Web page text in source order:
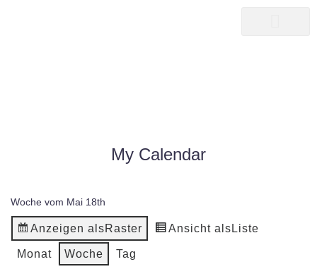
My Calendar
Woche vom Mai 18th
Anzeigen alsRaster Ansicht als Liste
Monat Woche Tag